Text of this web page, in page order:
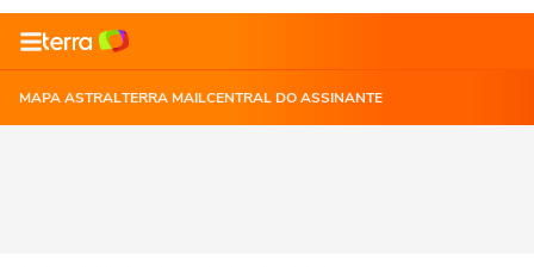
MAPA ASTRALTERRA MAILCENTRAL DO ASSINANTE